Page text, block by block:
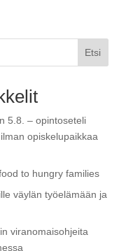
Etsi
5.8. – opintoseteli
opiskelupaikkaa
to hungry families
väylän työelämään ja
viranomaisohjeita